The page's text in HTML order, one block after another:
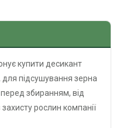
купити десикант
для підсушування зерна
збиранням, від
рослин компанії